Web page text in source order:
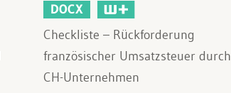
DOCX
Checkliste – Rückforderung
französischer Umsatzsteuer durch
CH-Unternehmen